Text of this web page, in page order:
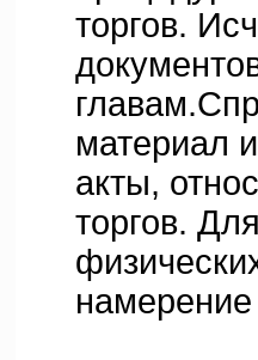
торгов.
материал
акты,
торгов.
намерение